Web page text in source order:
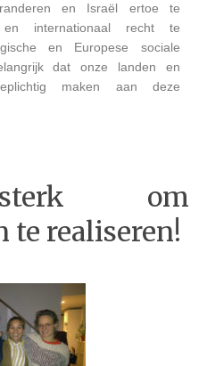
en Israël ertoe te
internationaal recht te
en Europese sociale
dat onze landen en
maken aan deze
om
te realiseren!